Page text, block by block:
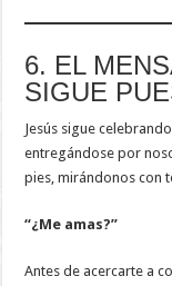
6. EL
SIGUE
Jesús sigue
entregándose por
pies, mirándonos con
“¿Me amas?”
Antes de acercarte a